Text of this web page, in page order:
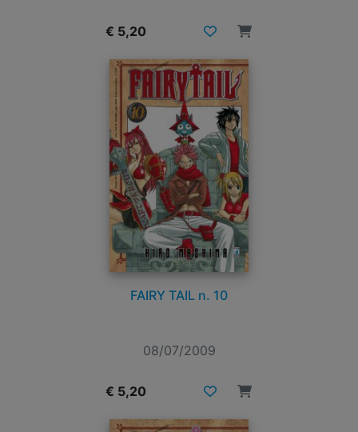
€ 5,20
FAIRY TAIL n. 10
08/07/2009
€ 5,20